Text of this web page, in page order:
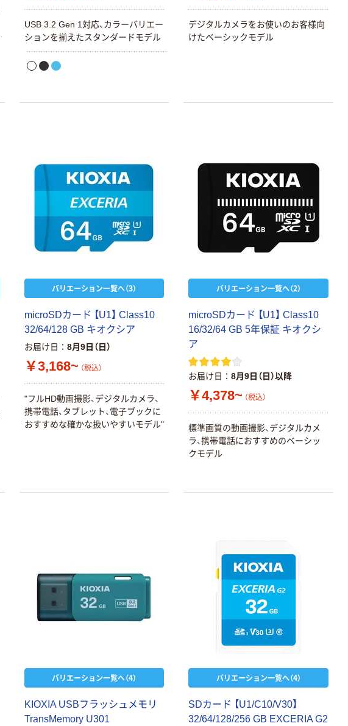
USB 3.2 Gen 1対応、カラーバリエー
ションを揃えたスタンダードモデル
デジタルカメラをお使いのお客様向
けたベーシックモデル
バリエーション一覧へ（3）
microSDカード 【U1】 Class10
32/64/128 GB キオクシア
お届け日 8月9日（日）
￥3,168~ （税込）
"フルHD動画撮影、デジタルカメラ、
携帯電話、タブレット、電子ブックに
おすすめな確かな扱いやすいモデル"
バリエーション一覧へ（2）
microSDカード 【U1】 Class10
16/32/64 GB 5年保証 キオクシ
ア
お届け日 8月9日（日）以降
￥4,378~ （税込）
標準画質の動画撮影、デジタルカメ
ラ、携帯電話におすすめのベーシッ
クモデル
バリエーション一覧へ（4）
KIOXIA USBフラッシュメモリ
TransMemory U301
バリエーション一覧へ（4）
SDカード 【U1/C10/V30】
32/64/128/256 GB EXCERIA G2